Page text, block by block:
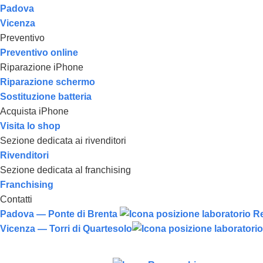
Padova
Vicenza
Preventivo
Preventivo online
Riparazione iPhone
Riparazione schermo
Sostituzione batteria
Acquista iPhone
Visita lo shop
Sezione dedicata ai rivenditori
Rivenditori
Sezione dedicata al franchising
Franchising
Contatti
Padova — Ponte di Brenta
Vicenza — Torri di Quartesolo